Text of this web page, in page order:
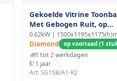
Gekoelde Vitrine
Met Gebogen Ruit, op
Sokkels
0.62kW |
Diamond op voorraad (1
1 tot 2 werkdagen
1 jaar
Art: SG15B/A1-R2